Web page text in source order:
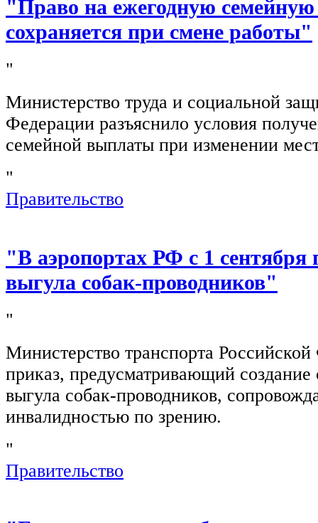
"Право на ежегодную
сохраняется при смене работы"
"
Министерство труда и социальной
Федерации разъяснило условия
семейной выплаты при изменении
"
Правительство
"В аэропортах РФ с 1 сентября
выгула собак-проводников"
"
Министерство транспорта
приказ, предусматривающий создание
выгула собак-проводников,
инвалидностью по зрению.
"
Правительство